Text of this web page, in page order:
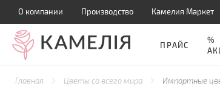
О компании Производство Камелия Маркет
ПРАЙС
%
Главная Цветы со всего мира Импортные